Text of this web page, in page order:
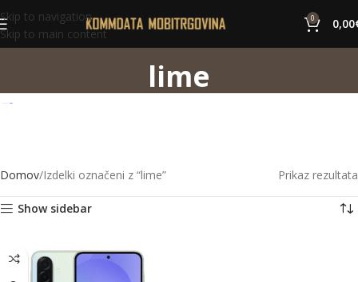
Skip to navigation
Skip to main content
0 0,00
lime
Domov Izdelki označeni z “lime” Prikaz rezultata
Show sidebar